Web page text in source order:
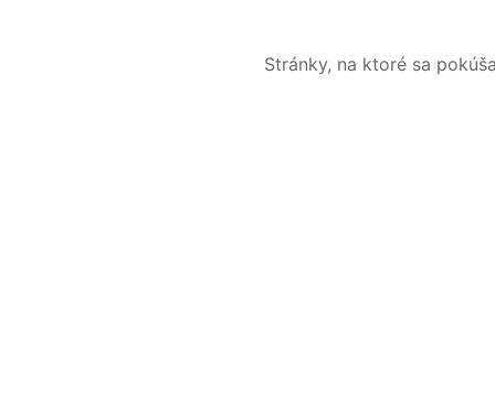
Stránky, na ktoré sa